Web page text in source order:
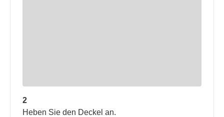
2
Heben Sie den Deckel an.